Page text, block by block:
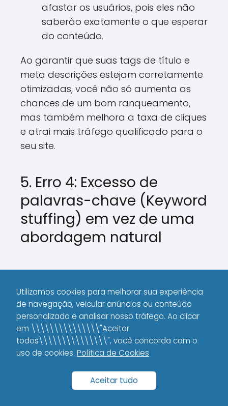
afastar os usuários, pois eles não
saberão exatamente o que esperar
do conteúdo.
Ao garantir que suas tags de título e
meta descrições estejam corretamente
otimizadas, você não só aumenta as
chances de um bom ranqueamento,
mas também melhora a taxa de cliques
e atrai mais tráfego qualificado para o
seu site.
5. Erro 4: Excesso de
palavras-chave (Keyword
stuffing) em vez de uma
abordagem natural
Um dos
erros comuns ao otimizar
artigos para SEOque mais prejudica a
qualidade do conteúdo é okeyword
stuffing, ou o uso excessivo de
palavras-chave.
seja essencial para o SEO, o uso
Utilizamos cookies para melhorar sua experiência
de navegação, veicular anúncios ou conteúdo
personalizado e analisar nosso tráfego. Ao clicar
em \\\\\\\\\\\\\\\"Aceitar
todos\\\\\\\\\\\\\\\", você concorda com o
uso de cookies. Política de Cookies
Aceitar tudo